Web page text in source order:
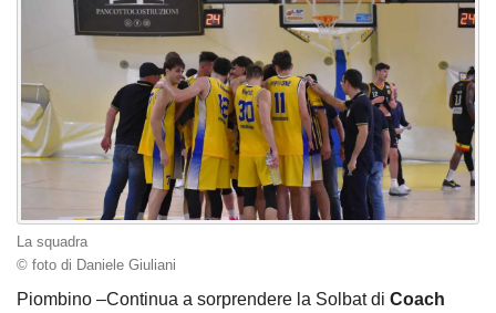
La squadra
© foto di Daniele Giuliani
Piombino –Continua a sorprendere la Solbat di Coach